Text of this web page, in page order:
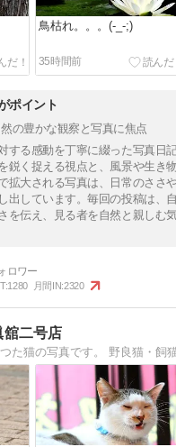
鳥枯れ。。。(-_-;)
35時間前
ポイント
の豊かな観察と写真に焦点
する感動を丁寧に綴った写真日
鋭く捉える視点と、風景や生き
拡大される写真は、日常のささ
出しています。毎回の投稿は、
を伝え、見る者を自然と親しむ
1280 月間IN:2320
舘二号店